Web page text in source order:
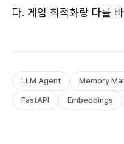
다. 게임 최적화랑 다를
LLM Agent Memory
FastAPI Embeddings